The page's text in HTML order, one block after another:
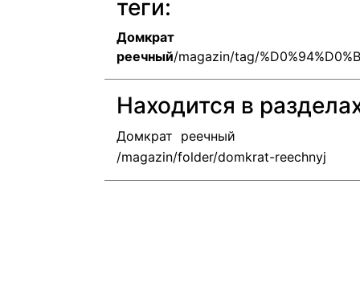
теги:
Домкрат
реечный/magazin/tag/
Находится в
Домкрат  реечный